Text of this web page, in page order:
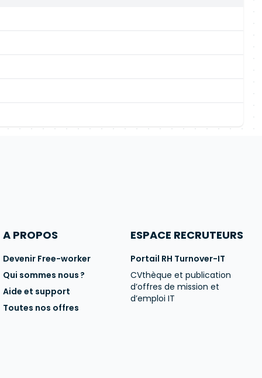
A PROPOS
Devenir Free-worker
Qui sommes nous ?
Aide et support
Toutes nos offres
ESPACE RECRUTEURS
Portail RH Turnover-IT
CVthèque et publication
d’offres de mission et
d’emploi IT